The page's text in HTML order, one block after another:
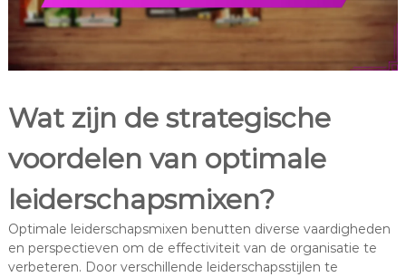
Wat zijn de strategische
voordelen van optimale
leiderschapsmixen?
Optimale leiderschapsmixen benutten diverse vaardigheden
en perspectieven om de effectiviteit van de organisatie te
verbeteren. Door verschillende leiderschapsstijlen te